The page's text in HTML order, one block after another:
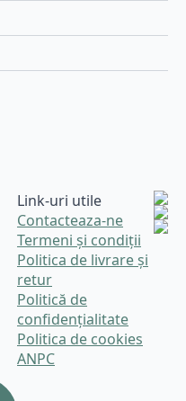
Link-uri utile
Contacteaza-ne
Termeni și condiții
Politica de livrare și
retur
Politică de
confidențialitate
Politica de cookies
ANPC